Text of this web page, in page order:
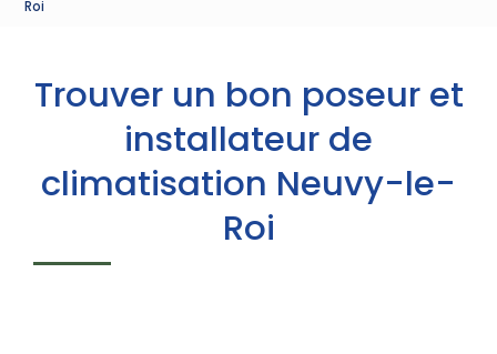
Roi
Trouver un bon poseur et
installateur de
climatisation Neuvy-le-
Roi